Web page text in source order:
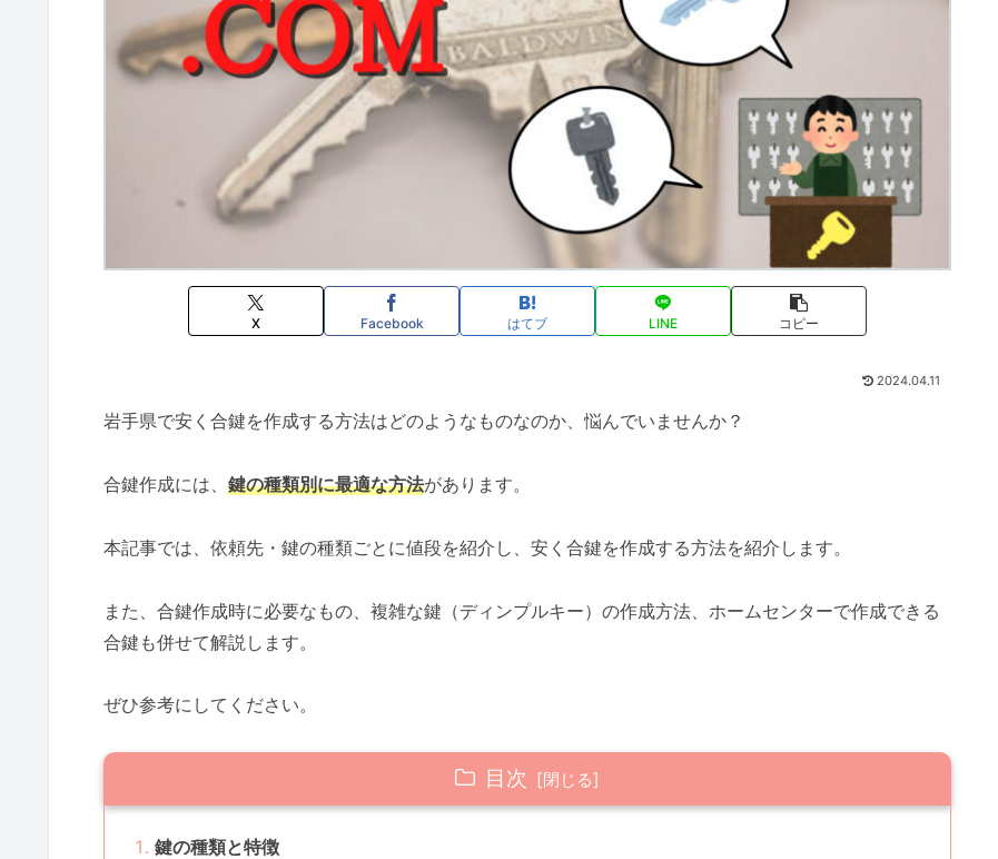
X Facebook はてブ LINE コピー
2024.04.11
岩手県で安く合鍵を作成する方法はどのようなものなのか、悩んでいませんか？
合鍵作成には、 鍵の種類別に最適な方法があります。
本記事では、依頼先・鍵の種類ごとに値段を紹介し、安く合鍵を作成する方法を紹介します。
また、合鍵作成時に必要なもの、複雑な鍵（ディンプルキー）の作成方法、ホームセンターで作成できる
合鍵も併せて解説します。
ぜひ参考にしてください。
目次
鍵の種類と特徴